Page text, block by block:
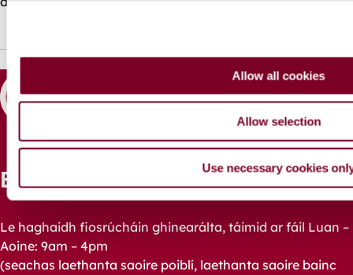
c
i
n
Allow all cookies
Allow selection
Use necessary cookies
Bí i dTeagmháil
Le haghaidh fiosrúcháin ghinearálta, táimid ar fáil Luan –
Aoine: 9am – 4pm
(seachas laethanta saoire poiblí, laethanta saoire bainc